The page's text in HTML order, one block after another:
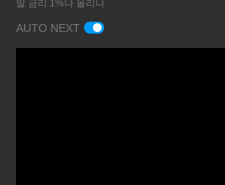
말 금리 1%나 올리나
AUTO NEXT